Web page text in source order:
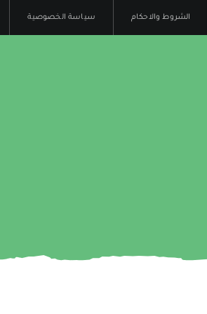
الشروط والاحكام سياسة الخصوصية